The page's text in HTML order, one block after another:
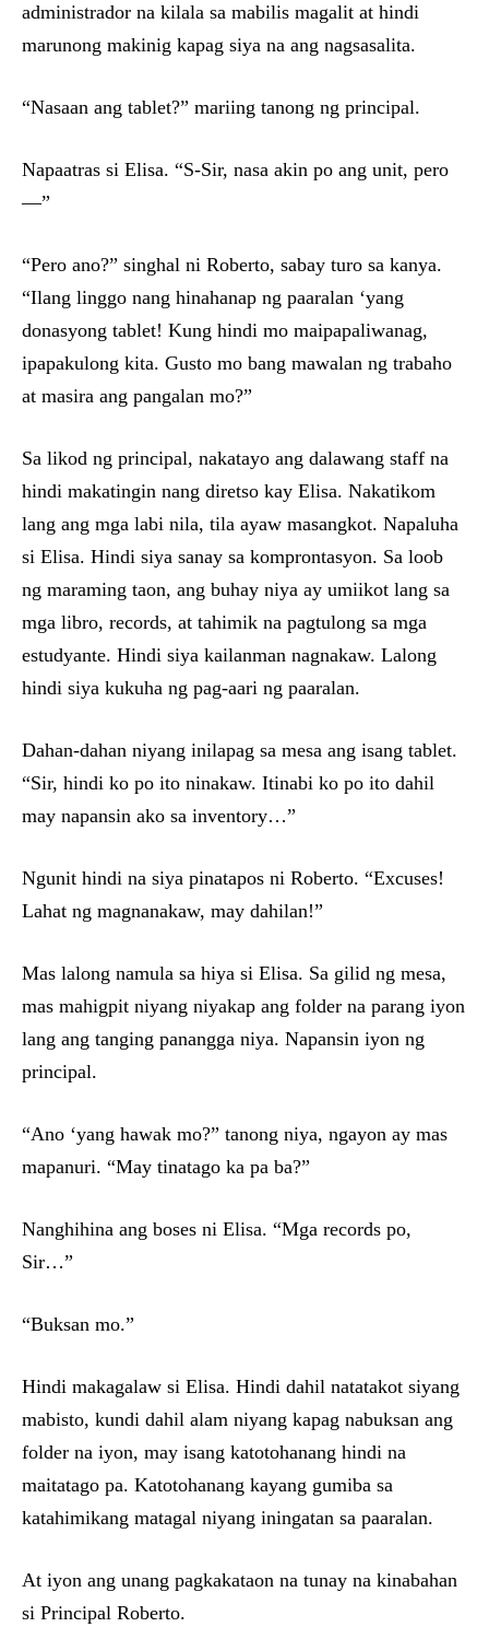
administrador na kilala sa mabilis magalit at hindi
marunong makinig kapag siya na ang nagsasalita.
“Nasaan ang tablet?” mariing tanong ng principal.
Napaatras si Elisa. “S-Sir, nasa akin po ang unit, pero
—”
“Pero ano?” singhal ni Roberto, sabay turo sa kanya.
“Ilang linggo nang hinahanap ng paaralan ‘yang
donasyong tablet! Kung hindi mo maipapaliwanag,
ipapakulong kita. Gusto mo bang mawalan ng trabaho
at masira ang pangalan mo?”
Sa likod ng principal, nakatayo ang dalawang staff na
hindi makatingin nang diretso kay Elisa. Nakatikom
lang ang mga labi nila, tila ayaw masangkot. Napaluha
si Elisa. Hindi siya sanay sa komprontasyon. Sa loob
ng maraming taon, ang buhay niya ay umiikot lang sa
mga libro, records, at tahimik na pagtulong sa mga
estudyante. Hindi siya kailanman nagnakaw. Lalong
hindi siya kukuha ng pag-aari ng paaralan.
Dahan-dahan niyang inilapag sa mesa ang isang tablet.
“Sir, hindi ko po ito ninakaw. Itinabi ko po ito dahil
may napansin ako sa inventory…”
Ngunit hindi na siya pinatapos ni Roberto. “Excuses!
Lahat ng magnanakaw, may dahilan!”
Mas lalong namula sa hiya si Elisa. Sa gilid ng mesa,
mas mahigpit niyang niyakap ang folder na parang iyon
lang ang tanging panangga niya. Napansin iyon ng
principal.
“Ano ‘yang hawak mo?” tanong niya, ngayon ay mas
mapanuri. “May tinatago ka pa ba?”
Nanghihina ang boses ni Elisa. “Mga records po,
Sir…”
“Buksan mo.”
Hindi makagalaw si Elisa. Hindi dahil natatakot siyang
mabisto, kundi dahil alam niyang kapag nabuksan ang
folder na iyon, may isang katotohanang hindi na
maitatago pa. Katotohanang kayang gumiba sa
katahimikang matagal niyang iningatan sa paaralan.
At iyon ang unang pagkakataon na tunay na kinabahan
si Principal Roberto.